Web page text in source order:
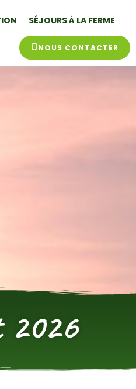
SÉJOURS À LA FERME
NOUS CONTACTER
2026